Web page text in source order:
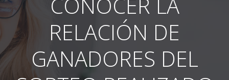
RELACIÓN DE
GANADORES DEL